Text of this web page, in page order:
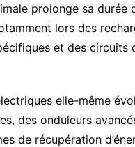
prolonge sa durée
lors des
et des
elle-même
des onduleurs
de récupération